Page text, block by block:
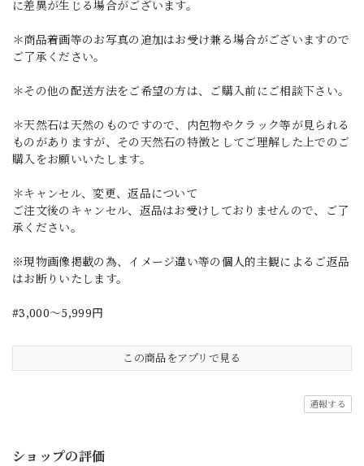
に差異が生じる場合がございます。
＊商品着画等のお写真の追加はお受け兼る場合がございますので
ご了承ください。
＊その他の配送方法をご希望の方は、ご購入前にご相談下さい。
＊天然石は天然のものですので、内包物やクラック等が見られる
ものがありますが、その天然石の特徴としてご理解した上でのご
購入をお願いいたします。
＊キャンセル、変更、返品について
ご注文後のキャンセル、返品はお受けしておりませんので、ご了
承ください。
※現物画像掲載の為、イメージ違い等の個人的主観によるご返品
はお断りいたします。
#3,000～5,999円
この商品をアプリで見る
通報する
ショップの評価